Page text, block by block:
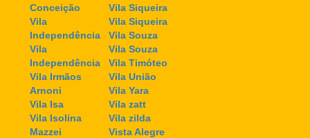
Conceição
Vila
Independência
Vila
Independência
Vila Irmãos
Arnoni
Vila Isa
Vila Isolina
Mazzei
Vila Siqueira
Vila Siqueira
Vila Souza
Vila Souza
Vila Timóteo
Vila União
Vila Yara
Vila zatt
Vila zilda
Vista Alegre